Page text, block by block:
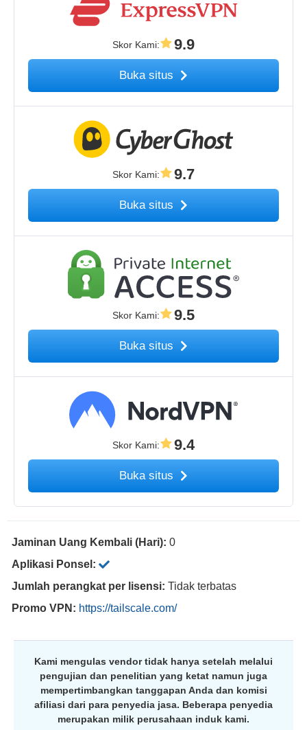
Skor Kami: 9.9
Buka situs
Skor Kami: 9.7
Buka situs
Skor Kami: 9.5
Buka situs
Skor Kami: 9.4
Buka situs
Jaminan Uang Kembali (Hari): 0
Aplikasi Ponsel:
Jumlah perangkat per lisensi: Tidak terbatas
Promo VPN: https://tailscale.com/
Kami mengulas vendor tidak hanya setelah melalui
pengujian dan penelitian yang ketat namun juga
mempertimbangkan tanggapan Anda dan komisi
afiliasi dari para penyedia jasa. Beberapa penyedia
merupakan milik perusahaan induk kami.